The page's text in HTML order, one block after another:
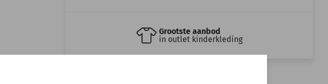
Grootste aanbod
in outlet kinderkleding